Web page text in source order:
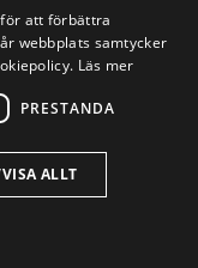
och
alla hushåll.
behöver
finns det
och
att förbättra
webbplats samtycker
Läs mer
PRESTANDA
ALLT